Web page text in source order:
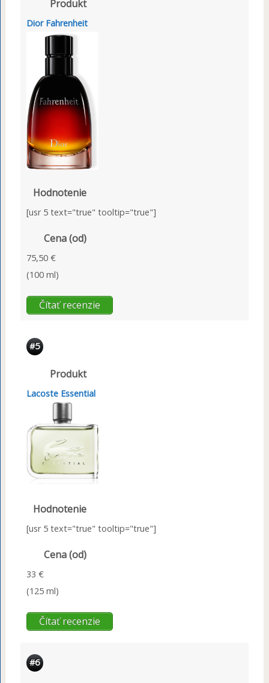
Produkt
Dior Fahrenheit
Hodnotenie
[usr 5 text="true" tooltip="true"]
Cena (od)
75,50 €
(100 ml)
Čítať recenzie
#5
Produkt
Lacoste Essential
Hodnotenie
[usr 5 text="true" tooltip="true"]
Cena (od)
33 €
(125 ml)
Čítať recenzie
#6